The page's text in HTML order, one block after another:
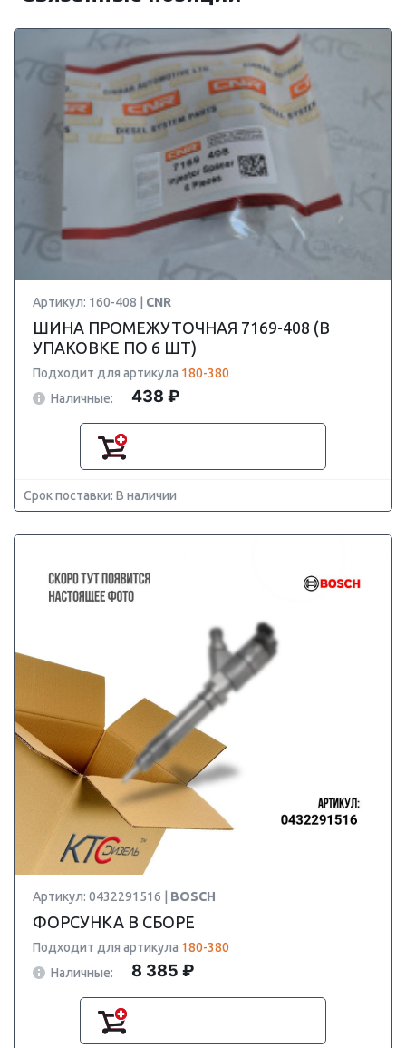
Артикул: 160-408 | CNR
ШИНА ПРОМЕЖУТОЧНАЯ 7169-408 (В
УПАКОВКЕ ПО 6 ШТ)
Подходит для артикула 180-380
Наличные:
438 ₽
Срок поставки: В наличии
Артикул: 0432291516 | BOSCH
ФОРСУНКА В СБОРЕ
Подходит для артикула 180-380
Наличные:
8 385 ₽